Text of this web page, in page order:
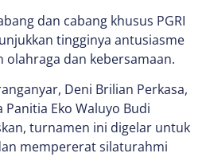
dan cabang khusus PGRI
tingginya antusiasme
dan kebersamaan.
Deni Brilian Perkasa,
Eko Waluyo Budi
turnamen ini digelar untuk
mempererat silaturahmi